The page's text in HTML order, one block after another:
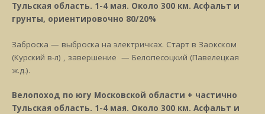
Тульская область. 1-4 мая. Около 300 км. Асфальт и
грунты, ориентировочно 80/20%
Заброска — выброска на электричках. Старт в Заокском
(Курский в-л) , завершение — Белопесоцкий (Павелецкая
ж.д.).
Велопоход по югу Московской области + частично
Тульская область. 1-4 мая. Около 300 км. Асфальт и